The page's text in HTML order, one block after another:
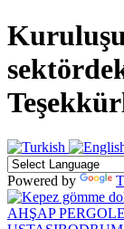
Powered by